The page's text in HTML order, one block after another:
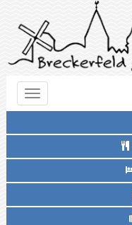
Toggle
navigation